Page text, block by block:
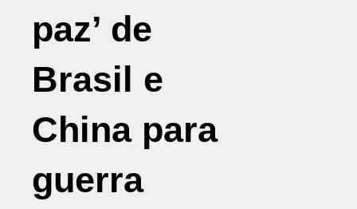
paz’ de
Brasil e
China para
guerra